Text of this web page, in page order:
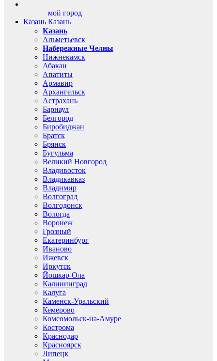
Казань
мой город
Казань
Казань
Альметьевск
Набережные Челны
Нижнекамск
Абакан
Апатиты
Армавир
Архангельск
Астрахань
Барнаул
Белгород
Биробиджан
Братск
Брянск
Бугульма
Великий Новгород
Владивосток
Владикавказ
Владимир
Волгоград
Волгодонск
Вологда
Воронеж
Грозный
Екатеринбург
Иваново
Ижевск
Иркутск
Йошкар-Ола
Калининград
Калуга
Каменск-Уральский
Кемерово
Комсомольск-на-Амуре
Кострома
Краснодар
Красноярск
Липецк